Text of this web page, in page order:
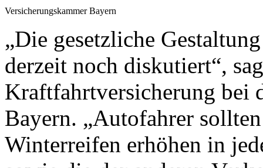
Versicherungskammer Bayern
„Die gesetzliche
derzeit noch diskutiert“,
Kraftfahrtversicherung bei
Bayern. „Autofahrer
Winterreifen erhöhen in